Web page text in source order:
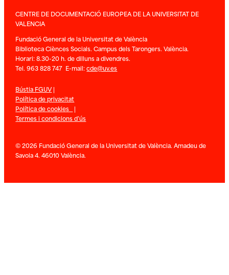
CENTRE DE DOCUMENTACIÓ EUROPEA DE LA UNIVERSITAT DE
VALENCIA
Fundació General de la Universitat de València
Biblioteca Ciènces Socials. Campus dels Tarongers. València.
Horari: 8.30-20 h. de dilluns a divendres.
Tel. 963 828 747 E-mail:cde@uv.es
Bústia FGUV|
Política de privacitat
Política de cookies |
Termes i condicions d’ús
© 2026 Fundació General de la Universitat de València. Amadeu de
Savoia 4. 46010 València.